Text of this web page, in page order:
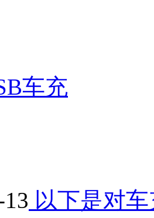
车充
以下是对